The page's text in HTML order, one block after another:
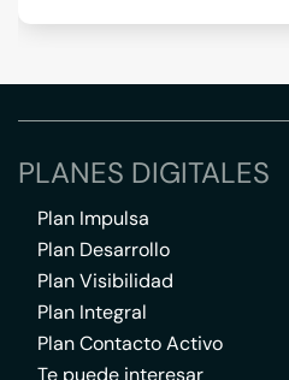
PLANES DIGITALES
Plan Impulsa
Plan Desarrollo
Plan Visibilidad
Plan Integral
Plan Contacto Activo
Te puede interesar